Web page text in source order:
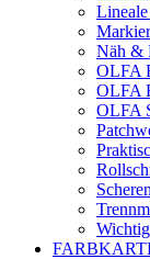
Näh &
OLFA
OLFA
OLFA
Scheren